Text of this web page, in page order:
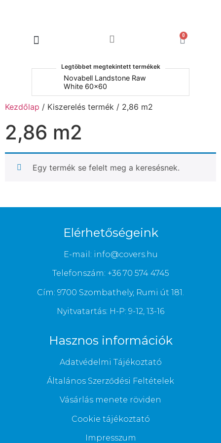
0
Legtöbbet megtekintett termékek
Novabell Landstone Raw
White 60x60
Kezdőlap / Kiszerelés termék / 2,86 m2
2,86 m2
Egy termék se felelt meg a keresésnek.
Elérhetőségeink
E-mail: info@covers.hu
Telefonszám: +36 70 574 4745
Cím: 9700 Szombathely, Rumi út 181.
Nyitvatartás: H-P: 9-12, 13-16
Hasznos információk
Adatvédelmi Tájékoztató
Általános Szerződési Feltételek
Vásárlás menete röviden
Cookie tájékoztató
Impresszum